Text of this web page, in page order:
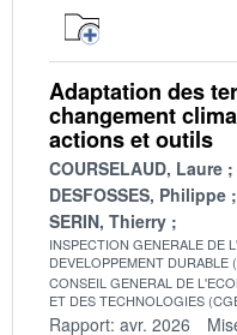
Adaptation des
changement
actions et outils
COURSELAUD, Laure
DESFOSSES, Philippe
SERIN, Thierry
INSPECTION GENERALE DE
DEVELOPPEMENT DURABLE
CONSEIL GENERAL DE
ET DES TECHNOLOGIES
Rapport: avr. 2026